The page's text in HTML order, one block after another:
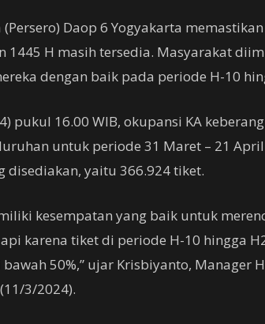
(Persero) Daop 6 Yogyakarta
1445 H masih tersedia. Masyarakat
dengan baik pada periode H-10
pukul 16.00 WIB, okupansi KA
untuk periode 31 Maret – 21
disediakan, yaitu 366.924 tiket.
kesempatan yang baik untuk
karena tiket di periode H-10 hingga
50%,” ujar Krisbiyanto, Manager
3/2024).